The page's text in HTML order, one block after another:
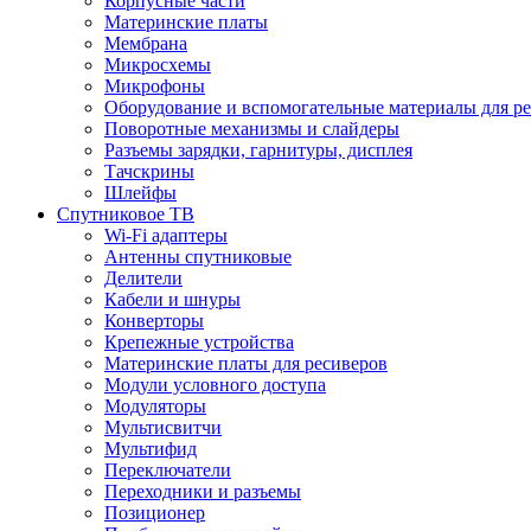
Материнские платы
Мембрана
Микросхемы
Микрофоны
Оборудование и вспомогательные материалы для
Поворотные механизмы и слайдеры
Разъемы зарядки, гарнитуры, дисплея
Тачскрины
Шлейфы
Спутниковое ТВ
Wi-Fi адаптеры
Антенны спутниковые
Делители
Кабели и шнуры
Конверторы
Крепежные устройства
Материнские платы для ресиверов
Модули условного доступа
Модуляторы
Мультисвитчи
Мультифид
Переключатели
Переходники и разъемы
Позиционер